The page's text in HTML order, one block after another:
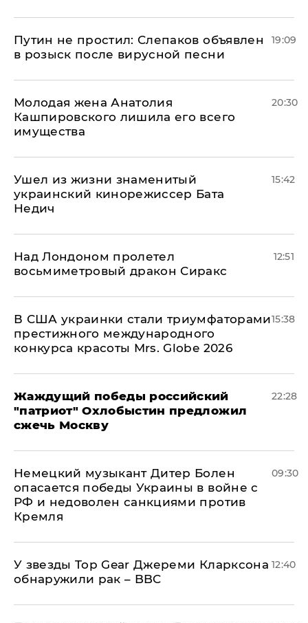
Путин не простил: Слепаков объявлен
в розыск после вирусной песни
19:09
Молодая жена Анатолия
Кашпировского лишила его всего
имущества
20:30
Ушел из жизни знаменитый
украинский кинорежиссер Бата
Недич
15:42
Над Лондоном пролетел
восьмиметровый дракон Сиракс
12:51
В США украинки стали триумфаторами
престижного международного
конкурса красоты Mrs. Globe 2026
15:38
Жаждущий победы российский
"патриот" Охлобыстин предложил
сжечь Москву
22:28
Немецкий музыкант Дитер Болен
опасается победы Украины в войне с
РФ и недоволен санкциями против
Кремля
09:30
У звезды Top Gear Джереми Кларксона
обнаружили рак – BBC
12:40